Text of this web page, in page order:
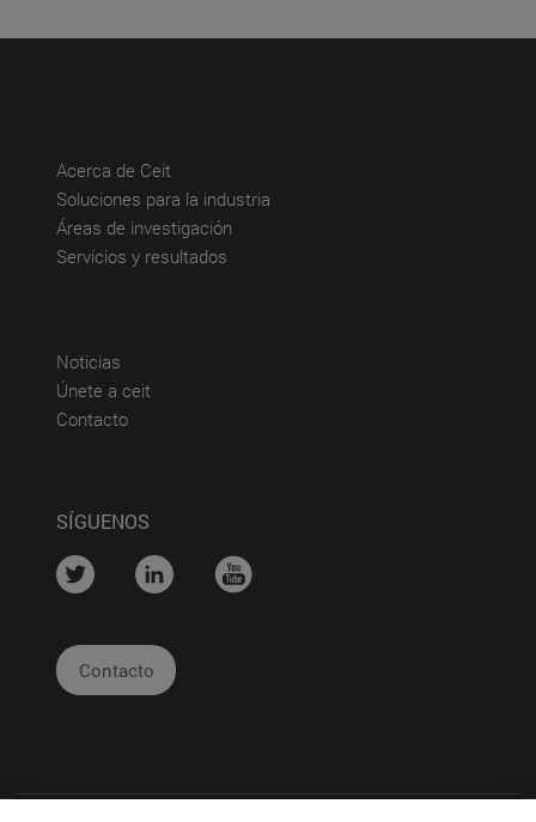
Acerca de Ceit(abre en nueva ventana)
Soluciones para la industria
Áreas de investigación
Servicios y resultados
Noticias
Únete a ceit(abre en nueva ventana)
Contacto(abre en nueva ventana)
SÍGUENOS
.... .... ....
Contacto